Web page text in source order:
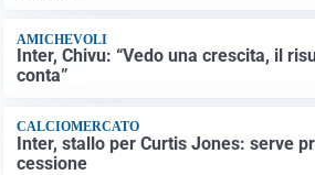
AMICHEVOLI
Inter, Chivu: “Vedo una crescita, il
conta”
CALCIOMERCATO
Inter, stallo per Curtis Jones: serve
cessione